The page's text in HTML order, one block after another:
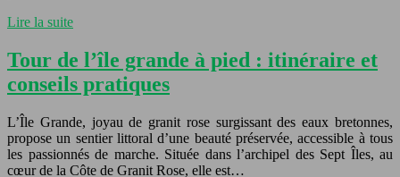
Lire la suite
Tour de l’île grande à pied : itinéraire et
conseils pratiques
L’Île Grande, joyau de granit rose surgissant des eaux bretonnes,
propose un sentier littoral d’une beauté préservée, accessible à tous
les passionnés de marche. Située dans l’archipel des Sept Îles, au
cœur de la Côte de Granit Rose, elle est…